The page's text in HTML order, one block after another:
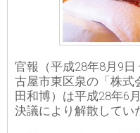
官報（平成28年8月9
古屋市東区泉の「株式
田和博）は平成28年6
決議により解散してい